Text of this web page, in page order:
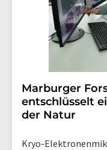
Marburger
entschlüsselt
der Natur
Kryo-